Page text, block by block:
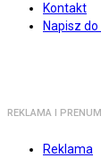
Kontakt
Napisz do
REKLAMA I
Reklama